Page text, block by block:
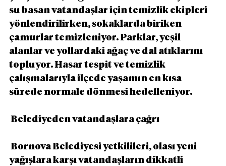
su basan vatandaşlar için temizlik ekipleri
yönlendirilirken, sokaklarda biriken
çamurlar temizleniyor. Parklar, yeşil
alanlar ve yollardaki ağaç ve dal atıklarını
topluyor. Hasar tespit ve temizlik
çalışmalarıyla ilçede yaşamın en kısa
sürede normale dönmesi hedefleniyor.
Belediyeden vatandaşlara çağrı
yağışlara karşı vatandaşların dikkatli